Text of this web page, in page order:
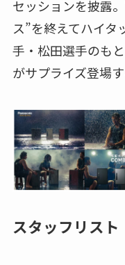
セッションを披露
ス”を終えてハイ
手・松田選手のも
がサプライズ登場
スタッフリスト